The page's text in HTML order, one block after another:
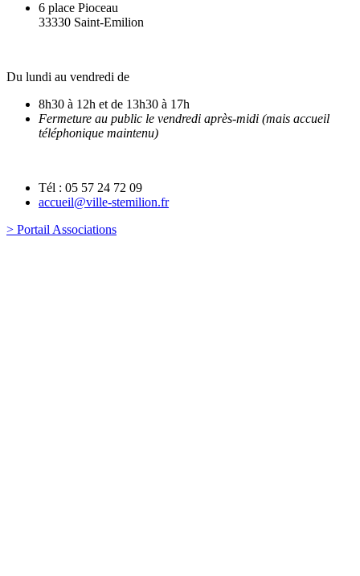
6 place Pioceau
33330 Saint-Emilion
Du lundi au vendredi de
8h30 à 12h et de 13h30 à 17h
Fermeture au public le vendredi après-midi (mais accueil
téléphonique maintenu)
Tél : 05 57 24 72 09
accueil@ville-stemilion.fr
> Portail Associations